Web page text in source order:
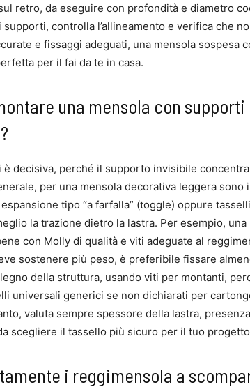
retro, da eseguire con profondità e diametro
controlla l’allineamento e verifica che
e fissaggi adeguati, una mensola sospesa
per il fai da te in casa.
una mensola con supporti
decisiva, perché il supporto invisibile
per una mensola decorativa leggera sono
tipo “a farfalla” (toggle) oppure
la trazione dietro la lastra. Per esempio, una
con Molly di qualità e viti adeguate al
sostenere più peso, è preferibile fissare
della struttura, usando viti per montanti,
universali generici se non dichiarati per
valuta sempre spessore della lastra,
scegliere il tassello più sicuro per il tuo
i reggimensola a